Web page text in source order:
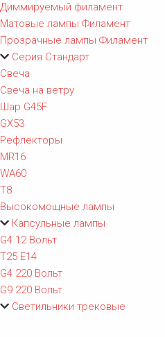
Диммируемый филамент
Матовые лампы Филамент
Прозрачные лампы Филамент
Серия Стандарт
Свеча
Свеча на ветру
Шар G45F
GX53
Рефлекторы
MR16
WA60
T8
Высокомощные лампы
Капсульные лампы
G4 12 Вольт
T25 E14
G4 220 Вольт
G9 220 Вольт
Светильники трековые